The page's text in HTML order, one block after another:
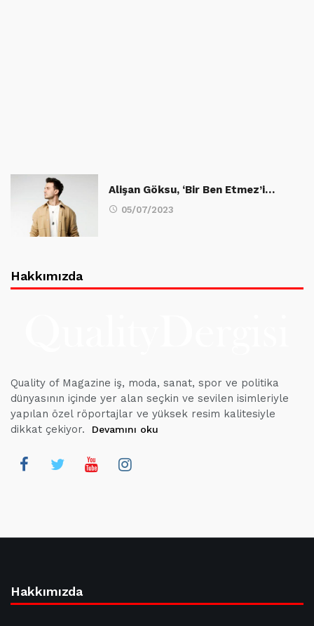
Alişan Göksu, ‘Bir Ben Etmez’i…
05/07/2023
Hakkımızda
Quality of Magazine iş, moda, sanat, spor ve politika
dünyasının içinde yer alan seçkin ve sevilen isimleriyle
yapılan özel röportajlar ve yüksek resim kalitesiyle
dikkat çekiyor.
Devamını oku
Hakkımızda